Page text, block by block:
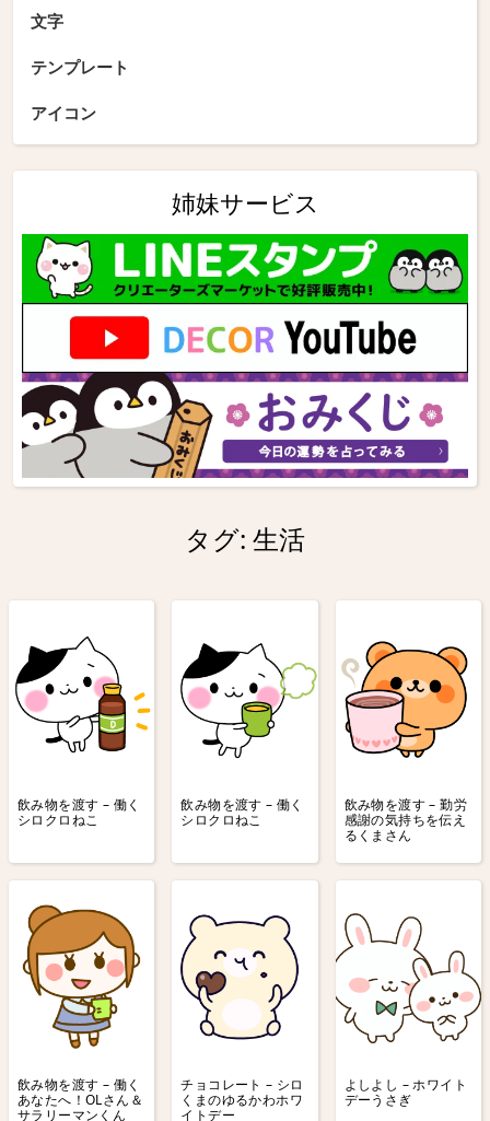
文字
テンプレート
アイコン
姉妹サービス
タグ: 生活
飲み物を渡す – 働く
シロクロねこ
飲み物を渡す – 働く
シロクロねこ
飲み物を渡す – 勤労
感謝の気持ちを伝え
るくまさん
飲み物を渡す – 働く
あなたへ！OLさん＆
サラリーマンくん
チョコレート – シロ
くまのゆるかわホワ
イトデー
よしよし – ホワイト
デーうさぎ